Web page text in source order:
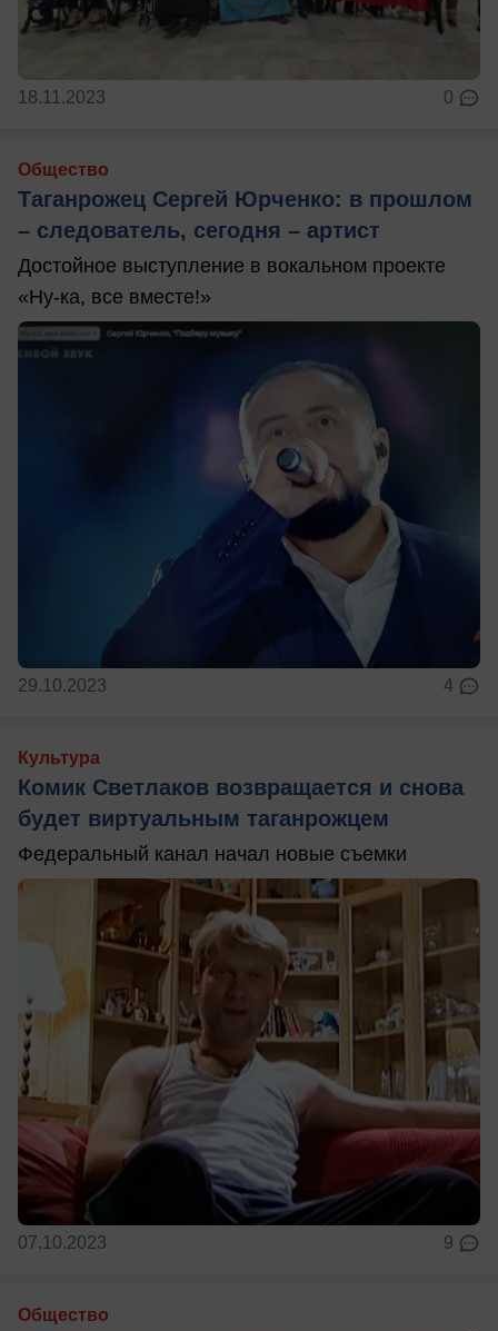
18.11.2023 0
Общество
Таганрожец Сергей Юрченко: в прошлом
– следователь, сегодня – артист
Достойное выступление в вокальном проекте
«Ну-ка, все вместе!»
29.10.2023 4
Культура
Комик Светлаков возвращается и снова
будет виртуальным таганрожцем
Федеральный канал начал новые съемки
07.10.2023 9
Общество